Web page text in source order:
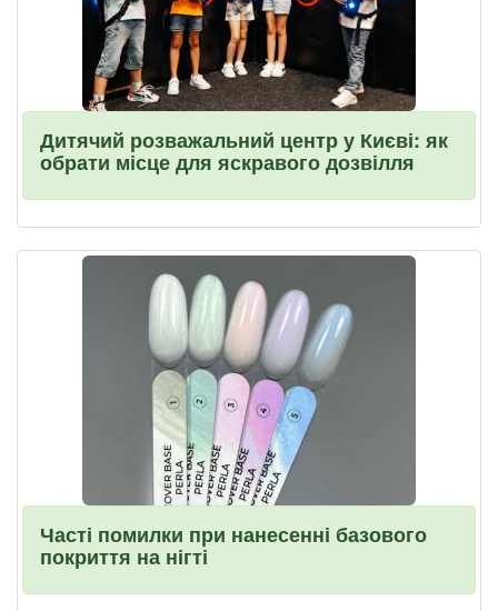
Дитячий розважальний центр у Києві: як
обрати місце для яскравого дозвілля
Часті помилки при нанесенні базового
покриття на нігті